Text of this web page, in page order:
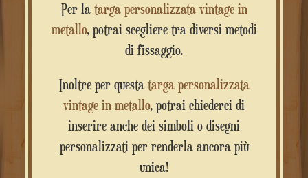
Per la targa personalizzata vintage in
metallo, potrai scegliere tra diversi metodi
di fissaggio.
Inoltre per questa targa personalizzata
vintage in metallo, potrai chiederci di
inserire anche dei simboli o disegni
personalizzati per renderla ancora più
unica!